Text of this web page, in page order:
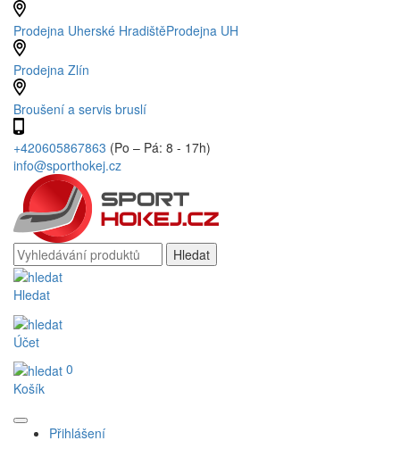
Prodejna Uherské HradištěProdejna UH
Prodejna Zlín
Broušení a servis bruslí
+420605867863 (Po – Pá: 8 - 17h)
info@sporthokej.cz
Hledat
Účet
0
Košík
Přihlášení